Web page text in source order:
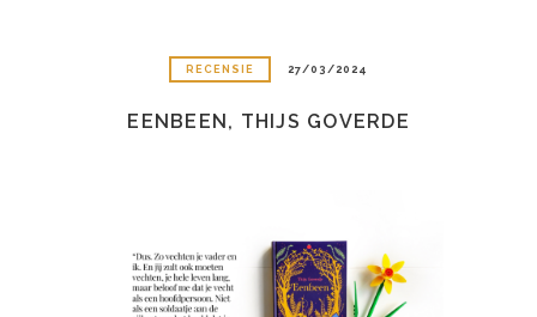
RECENSIE 27/03/2024
EENBEEN, THIJS GOVERDE